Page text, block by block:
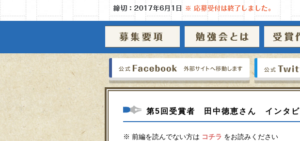
公式
第5回受賞者 田中徳恵さん インタ
※ 前編を読んでない方は コチラ をお読みください